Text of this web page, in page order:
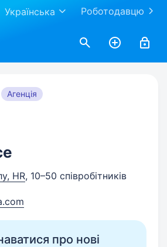
Роботодавцю
Українська
Агенція
HR, 10–50 співробітників
про нові